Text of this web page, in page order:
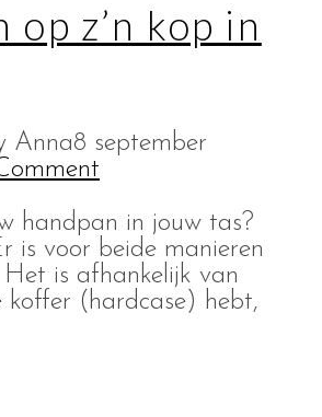
op z’n kop in
Anna8 september
handpan in jouw tas?
is voor beide manieren
is afhankelijk van
koffer (hardcase) hebt,